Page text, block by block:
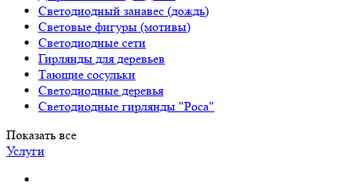
Светодиодный занавес (дождь)
Световые фигуры (мотивы)
Светодиодные сети
Гирлянды для деревьев
Тающие сосульки
Светодиодные деревья
Светодиодные гирлянды "Роса"
Показать все
Услуги